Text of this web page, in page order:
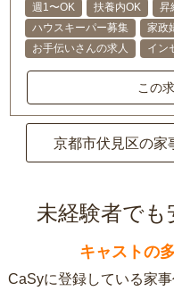
週1〜OK
扶養内OK 昇
ハウスキーパー募集
家政
お手伝いさんの求人
イン
この
京都市伏見区の家
未経験者で
キャストの
CaSyに登録している家